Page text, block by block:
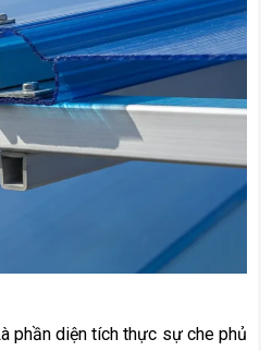
phần diện tích thực sự che phủ